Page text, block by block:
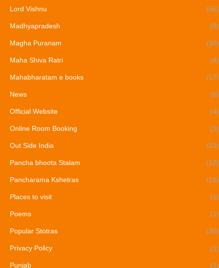
Lord Vishnu (56)
Madhyapradesh (8)
Magha Puranam (30)
Maha Shiva Ratri (4)
Mahabharatam e books (17)
News (6)
Official Website (4)
Online Room Booking (3)
Out Side India (10)
Pancha bhoota Stalam (12)
Pancharama Kshetras (16)
Places to visit (1)
Poems (1)
Popular Stotras (30)
Privacy Policy (1)
Punjab (3)